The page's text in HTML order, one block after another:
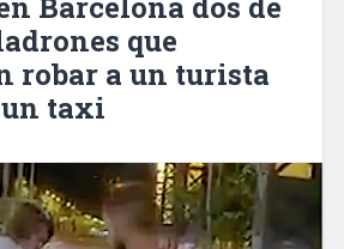
que
robar a un turista
taxi